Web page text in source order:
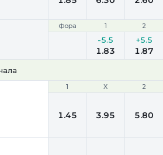
Фора 1 2
Фора 1 2
-5.5
1.83
+5.5
1.87
1 Х 2
1 Х 2
1.45 3.95 5.80